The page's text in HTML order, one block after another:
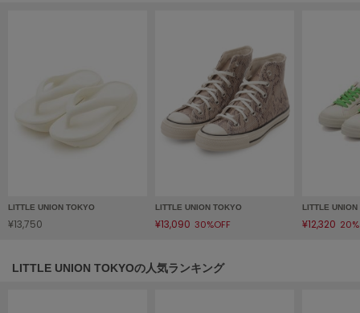
HOKA ONEONE
ホカ オネオネ
キーン
LAATO
LITTLE UNION TOKYO
¥13,750
LITTLE UNION TOKYO
¥13,090 30%OFF
LITTLE UNION
¥12,320
LITTLE UNION TOKYOの人気ランキング